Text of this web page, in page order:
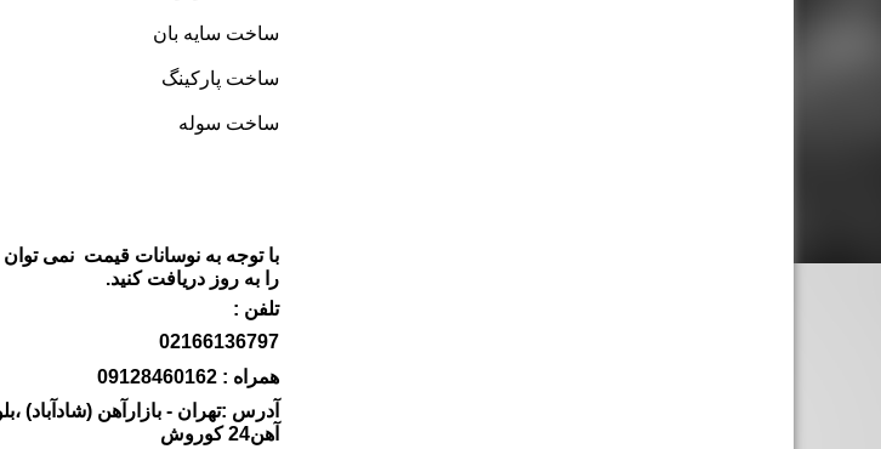
ساخت سایه بان
ساخت پارکینگ
ساخت سوله
با توجه به نوسانات قیمت نمی
را به روز دریافت کنید.
تلفن :
02166136797
همراه : 09128460162
آهن24 کوروش